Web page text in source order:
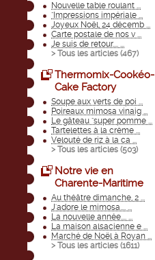
Nouvelle table roulant ...
"Impressions impériale ...
Joyeux Noël, 24 décemb ...
Carte postale de nos v ...
Je suis de retour.... ...
> Tous les articles (467)
Thermomix-Cookéo-
Cake Factory
Soupe aux verts de poi ...
Poireaux mimosa vinaig ...
Le gâteau "super pomme ...
Tartelettes à la crème ...
Velouté de riz à la ca ...
> Tous les articles (503)
Notre vie en
Charente-Maritime
Au théâtre dimanche, 2 ...
J'adore le mimosa.... ...
La nouvelle année.... ...
La maison alsacienne e ...
Marché de Noël à Royan ...
> Tous les articles (1611)